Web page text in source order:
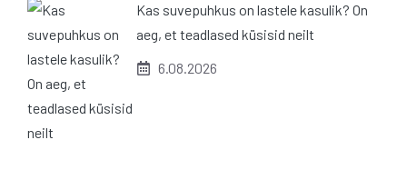
Kas suvepuhkus on lastele kasulik? On
aeg, et teadlased küsisid neilt
6.08.2026